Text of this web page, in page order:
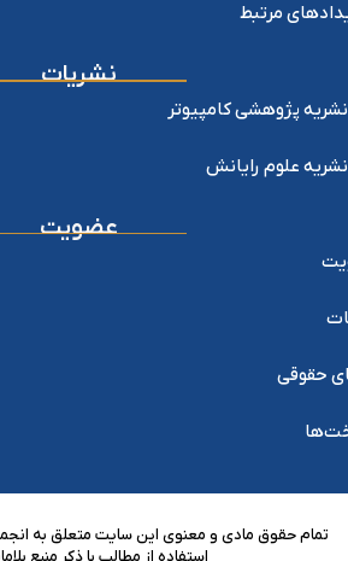
مرتبط
نشریات
نشریه پژوهشی کامپیوتر
نشریه علوم رایانش
عضویت
حقوقی
تمام حقوق مادی و معنوی این سایت متعلق به